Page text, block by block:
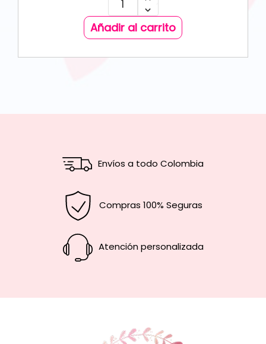
Añadir al carrito
Envíos a todo Colombia
Compras 100% Seguras
Atención personalizada